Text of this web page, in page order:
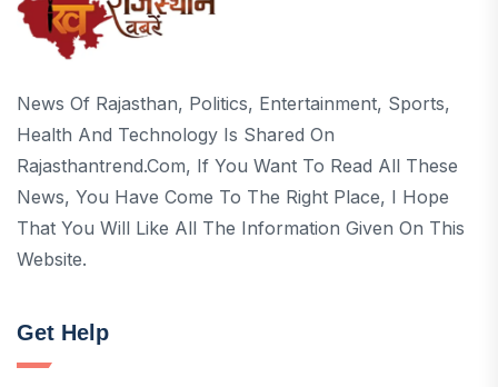
News Of Rajasthan, Politics, Entertainment, Sports,
Health And Technology Is Shared On
Rajasthantrend.com, If You Want To Read All These
News, You Have Come To The Right Place, I Hope
That You Will Like All The Information Given On This
Website.
Get Help